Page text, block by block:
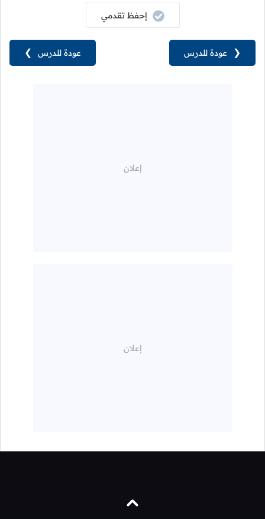
عودة للدرس ❯
إحفظ تقدمي
❮ عودة للدرس